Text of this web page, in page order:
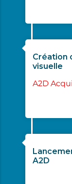
Création
visuelle
A2D
A2D